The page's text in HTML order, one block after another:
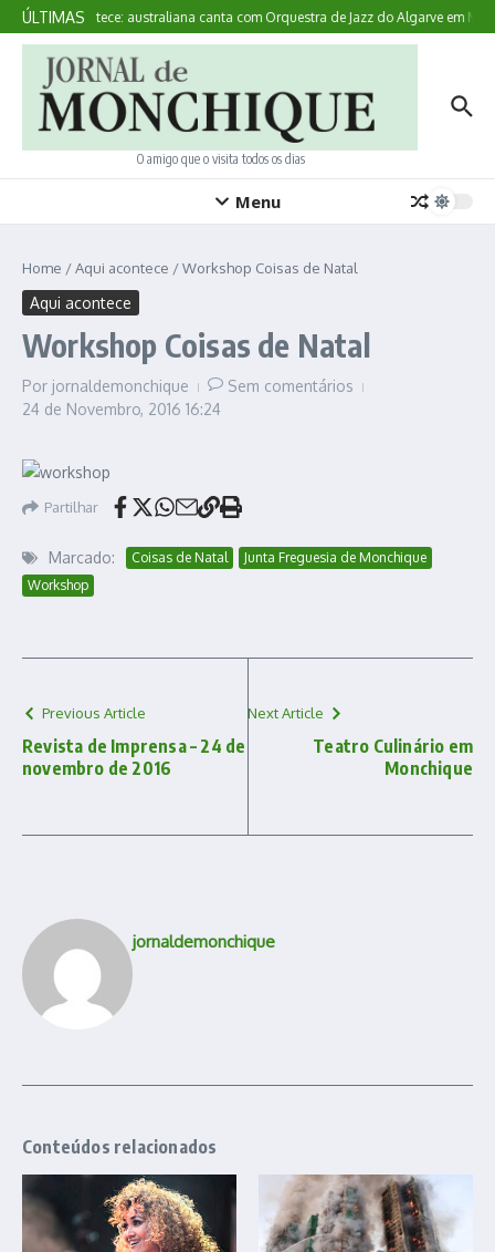
Ir para o conteúdo
ÚLTIMAS
Aqui Acontece: australiana canta com Orquestra de Jazz do Algarve em
O amigo que o visita todos os dias
Menu
Home /Aqui acontece /Workshop Coisas de Natal
Aqui acontece
Workshop Coisas de Natal
Por jornaldemonchique
Sem comentários
24 de Novembro, 2016 16:24
Partilhar
Marcado: Coisas de Natal
Junta Freguesia de Monchique
Workshop
Previous Article
Revista de Imprensa – 24 de
novembro de 2016
Next Article
Teatro Culinário em
Monchique
jornaldemonchique
Conteúdos relacionados